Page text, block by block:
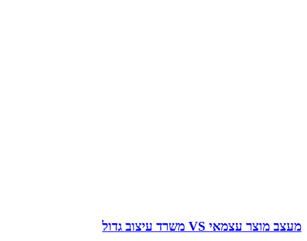
מעצב מוצר עצמאי VS משרד עיצוב גדול